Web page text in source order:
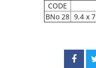
CODE
BNo 28 9.4 x